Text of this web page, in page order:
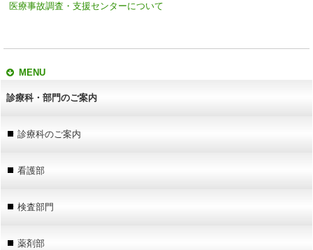
医療事故調査・支援センターについて
MENU
診療科・部門のご案内
診療科のご案内
看護部
検査部門
薬剤部